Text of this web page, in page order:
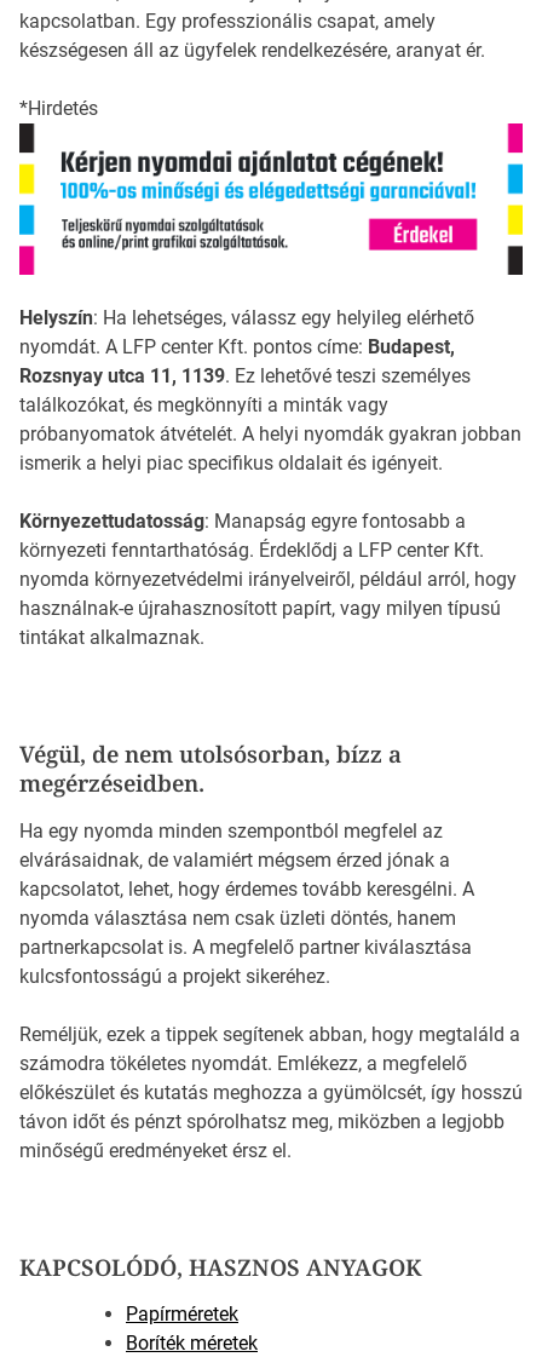
kapcsolatban. Egy professzionális csapat, amely
készségesen áll az ügyfelek rendelkezésére, aranyat ér.
*Hirdetés
Helyszín: Ha lehetséges, válassz egy helyileg elérhető
nyomdát. A LFP center Kft. pontos címe: Budapest,
Rozsnyay utca 11, 1139. Ez lehetővé teszi személyes
találkozókat, és megkönnyíti a minták vagy
próbanyomatok átvételét. A helyi nyomdák gyakran jobban
ismerik a helyi piac specifikus oldalait és igényeit.
Környezettudatosság: Manapság egyre fontosabb a
környezeti fenntarthatóság. Érdeklődj a LFP center Kft.
nyomda környezetvédelmi irányelveiről, például arról, hogy
használnak-e újrahasznosított papírt, vagy milyen típusú
tintákat alkalmaznak.
Végül, de nem utolsósorban, bízz a
megérzéseidben.
Ha egy nyomda minden szempontból megfelel az
elvárásaidnak, de valamiért mégsem érzed jónak a
kapcsolatot, lehet, hogy érdemes tovább keresgélni. A
nyomda választása nem csak üzleti döntés, hanem
partnerkapcsolat is. A megfelelő partner kiválasztása
kulcsfontosságú a projekt sikeréhez.
Reméljük, ezek a tippek segítenek abban, hogy megtaláld a
számodra tökéletes nyomdát. Emlékezz, a megfelelő
előkészület és kutatás meghozza a gyümölcsét, így hosszú
távon időt és pénzt spórolhatsz meg, miközben a legjobb
minőségű eredményeket érsz el.
KAPCSOLÓDÓ, HASZNOS ANYAGOK
Papírméretek
Boríték méretek